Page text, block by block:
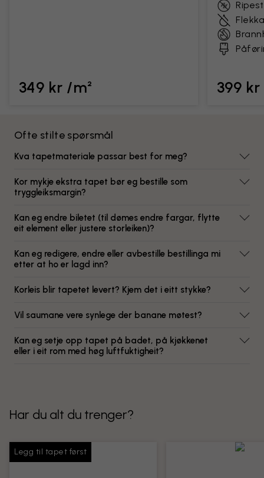
349 kr /m² 399
Ofte stilte spørsmål
Kva tapetmateriale passar best for meg?
Kor mykje ekstra tapet bør eg bestille som
tryggleiksmargin?
Kan eg endre biletet (til dømes endre fargar, flytte
eit element eller justere storleiken)?
Kan eg redigere, endre eller avbestille bestillinga mi
etter at ho er lagd inn?
Korleis blir tapetet levert? Kjem det i eitt stykke?
Vil saumane vere synlege der banane møtest?
Kan eg setje opp tapet på badet, på kjøkkenet
eller i eit rom med høg luftfuktigheit?
Har du alt du trenger?
Legg til tapet først